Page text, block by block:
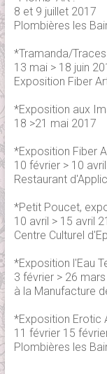
8 et 9 juillet 2017
Plombières les
*Tramanda/
13 mai > 18 juin
Exposition Fiber
*Exposition aux
18 >21 mai 2017
*Exposition Fiber
10 février > 10
Restaurant
*Petit Poucet,
10 avril > 15 avril
Centre Culturel
*Exposition l'Eau
3 février > 26
à la Manufacture
*Exposition Erotic
11 février 15
Plombières les